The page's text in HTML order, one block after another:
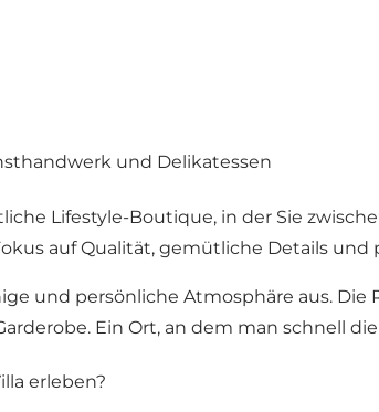
und Delikatessen
Lifestyle-Boutique, in der Sie
auf Qualität, gemütliche Details und
und persönliche Atmosphäre aus.
Ein Ort, an dem man schnell
erleben?